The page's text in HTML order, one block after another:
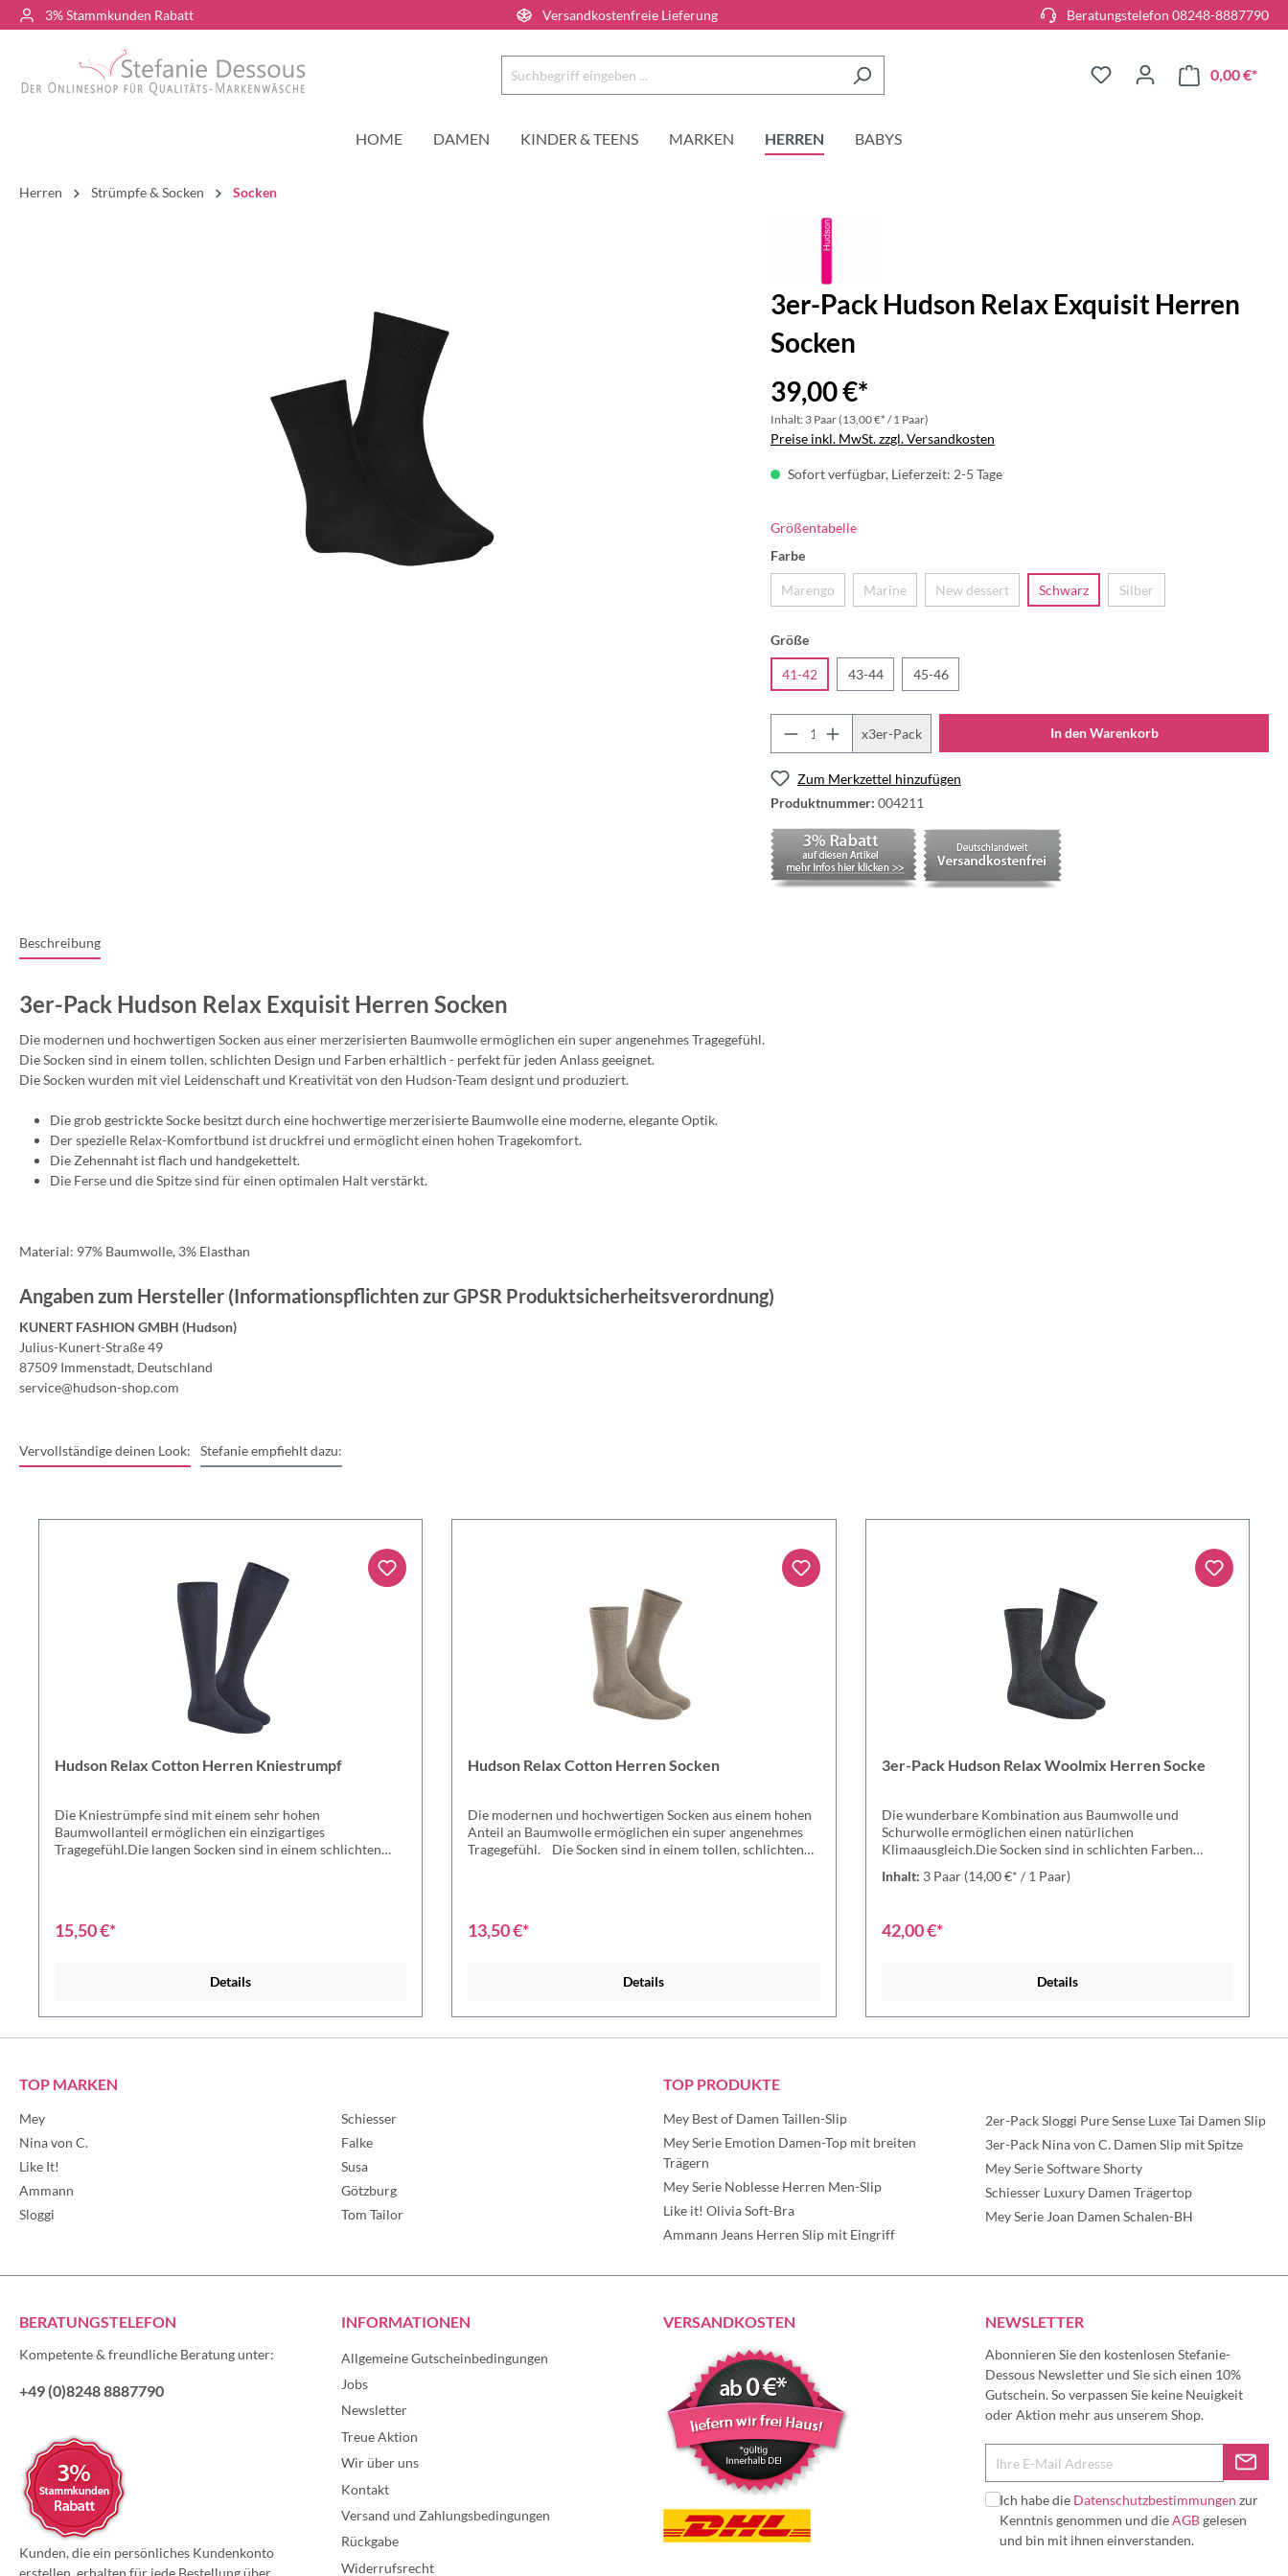
3% Stammkunden Rabatt Versandkostenfreie Lieferung Beratungstelefon 08248-8887790
0,00 €*
HOME DAMEN KINDER & TEENS MARKEN HERREN BABYS
Herren Strümpfe & Socken Socken
3er-Pack Hudson Relax Exquisit Herren
Socken
39,00 €*
Inhalt: 3 Paar(13,00 €* / 1 Paar)
Preise inkl. MwSt. zzgl. Versandkosten
Sofort verfügbar, Lieferzeit: 2-5 Tage
Größentabelle
Farbe
Marengo Marine New dessert Schwarz Silber
Größe
41-42 43-44 45-46
x3er-Pack In den Warenkorb
Zum Merkzettel hinzufügen
Produktnummer: 004211
Beschreibung
3er-Pack Hudson Relax Exquisit Herren Socken
Die modernen und hochwertigen Socken aus einer merzerisierten Baumwolle ermöglichen ein super angenehmes Tragegefühl.
Die Socken sind in einem tollen, schlichten Design und Farben erhältlich - perfekt für jeden Anlass geeignet.
Die Socken wurden mit viel Leidenschaft und Kreativität von den Hudson-Team designt und produziert.
Die grob gestrickte Socke besitzt durch eine hochwertige merzerisierte Baumwolle eine moderne, elegante Optik.
Der spezielle Relax-Komfortbund ist druckfrei und ermöglicht einen hohen Tragekomfort.
Die Zehennaht ist flach und handgekettelt.
Die Ferse und die Spitze sind für einen optimalen Halt verstärkt.
Material: 97% Baumwolle, 3% Elasthan
Angaben zum Hersteller (Informationspflichten zur GPSR Produktsicherheitsverordnung)
KUNERT FASHION GMBH (Hudson)
Julius-Kunert-Straße 49
87509 Immenstadt, Deutschland
service@hudson-shop.com
Vervollständige deinen Look: Stefanie empfiehlt dazu:
Hudson Relax Cotton Herren Kniestrumpf
Die Kniestrümpfe sind mit einem sehr hohen
Baumwollanteil ermöglichen ein einzigartiges
Tragegefühl.Die langen Socken sind in einem schlichten
hohen Anteil an Baumwolle. Durch den druckfreien Relax-
eine handgekettelte, flache Zehennaht.In bekannter
15,50 €*
Details
Hudson Relax Cotton Herren Socken
Die modernen und hochwertigen Socken aus einem hohen
Anteil an Baumwolle ermöglichen ein super angenehmes
Tragegefühl. Die Socken sind in einem tollen, schlichten
Baumwolle. Durch den druckfreien Relax-Komfortbund ist
handgekettelte, flache Zehennaht für extra Tragekomfort.In
Elasthan
13,50 €*
Details
3er-Pack Hudson Relax Woolmix Herren Socke
Die wunderbare Kombination aus Baumwolle und
Schurwolle ermöglichen einen natürlichen
Klimaausgleich.Die Socken sind in schlichten Farben
erhältlich und sind perfekt für jeden Anlassg geeignet.Die
Socken wurden mit viel Leidenschaft und Kreativität von
Schurwolle für einen natürlichen Klimaausgleich sorgt.
und besitzt eine handgekettelte, flache Zehennaht.In
Schurwolle, 4% Polyamid, 1% Elastan
Inhalt: 3 Paar (14,00 €* / 1 Paar)
42,00 €*
Details
TOP MARKEN
Mey
Nina von C.
Like It!
Ammann
Sloggi
Schiesser
Falke
Susa
Götzburg
Tom Tailor
TOP PRODUKTE
Mey Best of Damen Taillen-Slip
Mey Serie Emotion Damen-Top mit breiten
Trägern
Mey Serie Noblesse Herren Men-Slip
Like it! Olivia Soft-Bra
Ammann Jeans Herren Slip mit Eingriff
2er-Pack Sloggi Pure Sense Luxe Tai Damen Slip
3er-Pack Nina von C. Damen Slip mit Spitze
Mey Serie Software Shorty
Schiesser Luxury Damen Trägertop
Mey Serie Joan Damen Schalen-BH
BERATUNGSTELEFON
Kompetente & freundliche Beratung unter:
+49 (0)8248 8887790
Kunden, die ein persönliches Kundenkonto
INFORMATIONEN
Allgemeine Gutscheinbedingungen
Jobs
Newsletter
Treue Aktion
Wir über uns
Kontakt
Versand und Zahlungsbedingungen
Rückgabe
Widerrufsrecht
VERSANDKOSTEN NEWSLETTER
Abonnieren Sie den kostenlosen Stefanie-
Dessous Newsletter und Sie sich einen 10%
Gutschein. So verpassen Sie keine Neuigkeit
oder Aktion mehr aus unserem Shop.
Ich habe die Datenschutzbestimmungen zur
Kenntnis genommen und dieAGBgelesen
und bin mit ihnen einverstanden.